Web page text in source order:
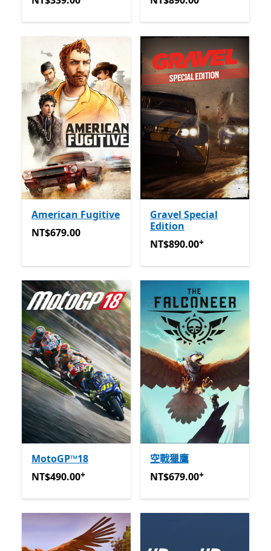
American Fugitive
NT$679.00
NT$679.00
Gravel Special
Edition
NT$890.00提供應用程式內
NT$890.00+
MotoGP™18
NT$490.00提供應用程式內購。
NT$490.00+
空戰獵鷹
NT$679.00提供應用程式內
NT$679.00+